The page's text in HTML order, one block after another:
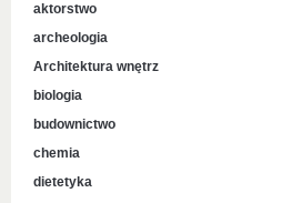
aktorstwo
archeologia
Architektura wnętrz
biologia
budownictwo
chemia
dietetyka